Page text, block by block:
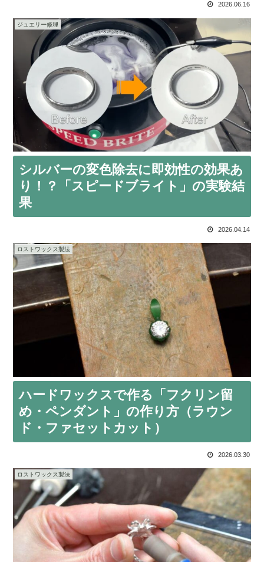
2026.06.16
ジュエリー修理
シルバーの変色除去に即効性の効果あ
り！？「スピードブライト」の実験結
果
2026.04.14
ロストワックス製法
ハードワックスで作る「フクリン留
め・ペンダント」の作り方（ラウン
ド・ファセットカット）
2026.03.30
ロストワックス製法